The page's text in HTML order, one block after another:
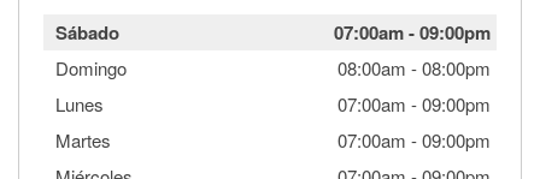
Sábado 07:00am-09:00pm
Domingo 08:00am -08:00pm
Lunes
07:00am -09:00pm
Martes
07:00am -09:00pm